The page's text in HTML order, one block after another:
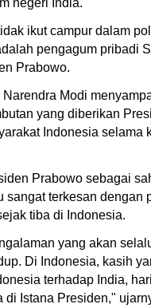
ikut campur dalam
pengagum pribadi
Prabowo.
Modi
yang diberikan
Indonesia selama
Prabowo sebagai
sangat terkesan dengan
tiba di Indonesia.
yang akan
Di Indonesia, kasih
terhadap India,
di Istana Presiden,"